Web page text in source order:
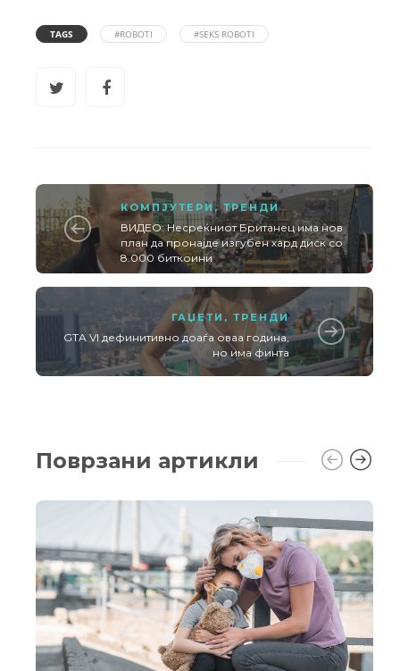
TAGS #ROBOTI #SEKS ROBOTI
КОМПЈУТЕРИ, ТРЕНДИ
ВИДЕО: Несреќниот Британец има нов
план да пронајде изгубен хард диск со
8.000 биткоини
ГАЏЕТИ , ТРЕНДИ
GTA VI дефинитивно доаѓа оваа година,
но има финта
Поврзани артикли